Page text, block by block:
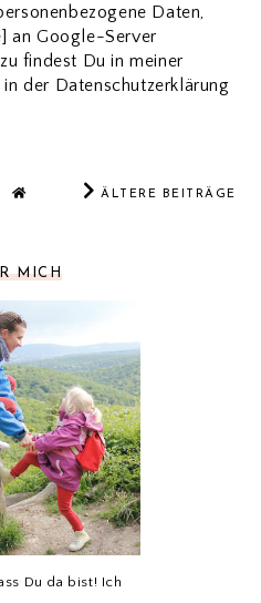
Daten,
an Google-Server
findest Du in meiner
der Datenschutzerklärung
ÄLTERE BEITRÄGE
MICH
Du da bist! Ich